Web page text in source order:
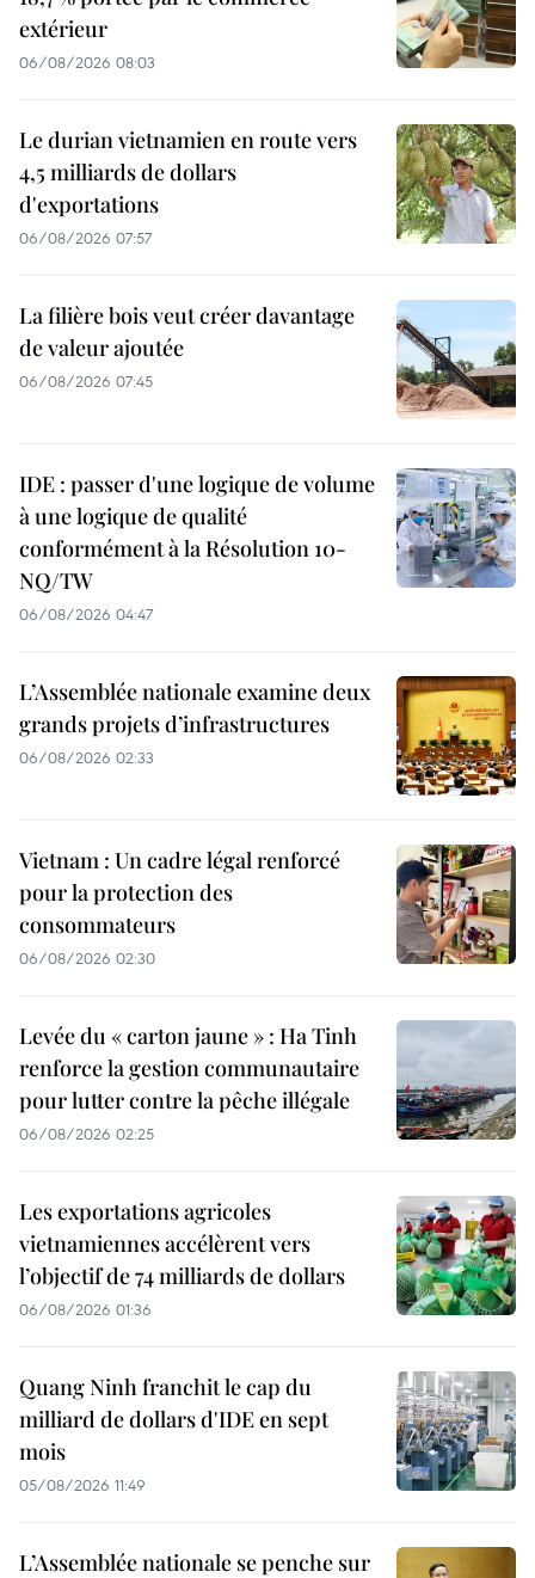
extérieur
06/08/2026 08:03
Le durian vietnamien en route vers
4,5 milliards de dollars
d'exportations
06/08/2026 07:57
La filière bois veut créer davantage
de valeur ajoutée
06/08/2026 07:45
IDE : passer d'une logique de volume
à une logique de qualité
conformément à la Résolution 10-
NQ/TW
06/08/2026 04:47
L’Assemblée nationale examine deux
grands projets d’infrastructures
06/08/2026 02:33
Vietnam : Un cadre légal renforcé
pour la protection des
consommateurs
06/08/2026 02:30
Levée du « carton jaune » : Ha Tinh
renforce la gestion communautaire
pour lutter contre la pêche illégale
06/08/2026 02:25
Les exportations agricoles
vietnamiennes accélèrent vers
l’objectif de 74 milliards de dollars
06/08/2026 01:36
Quang Ninh franchit le cap du
milliard de dollars d'IDE en sept
mois
05/08/2026 11:49
L’Assemblée nationale se penche sur